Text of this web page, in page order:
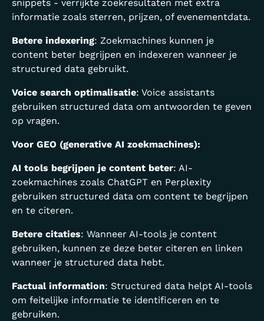
snippets - verrijkte zoekresultaten met extra
informatie zoals sterren, prijzen, of evenementdata.
Betere indexering: Zoekmachines kunnen je
content beter begrijpen en indexeren wanneer je
structured data gebruikt.
Voice search optimalisatie: Voice assistants
gebruiken structured data om antwoorden te geven
op vragen.
Voor GEO (generative AI zoekmachines):
AI tools begrijpen je content beter: AI-
zoekmachines zoals ChatGPT en Perplexity
gebruiken structured data om content te begrijpen
en te citeren.
Betere citaties: Wanneer AI-tools je content
gebruiken, kunnen ze deze beter citeren en linken
wanneer je structured data hebt.
Factual information: Structured data helpt AI-tools
om feitelijke informatie te identificeren en te
gebruiken.